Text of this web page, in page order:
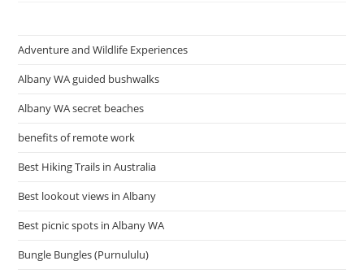
คุณ
นิด
เนือง,
เวียดนาม
%
Adventure and Wildlife Experiences
Albany WA guided bushwalks
Albany WA secret beaches
benefits of remote work
Best Hiking Trails in Australia
Best lookout views in Albany
Best picnic spots in Albany WA
Bungle Bungles (Purnululu)